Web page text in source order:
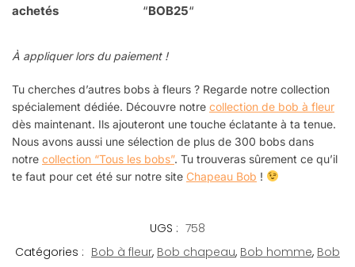
achetés
“BOB25“
À appliquer lors du paiement !
Tu cherches d’autres bobs à fleurs ? Regarde notre collection
spécialement dédiée. Découvre notre collection de bob à fleur
dès maintenant. Ils ajouteront une touche éclatante à ta tenue.
Nous avons aussi une sélection de plus de 300 bobs dans
notre collection “Tous les bobs”. Tu trouveras sûrement ce qu’il
te faut pour cet été sur notre site Chapeau Bob !
UGS : 758
Catégories : Bob à fleur, Bob chapeau, Bob homme, Bob